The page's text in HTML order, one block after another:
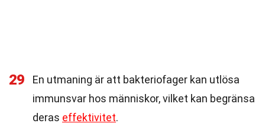
29
En utmaning är att bakteriofager kan utlösa
immunsvar hos människor, vilket kan begränsa
deras effektivitet.